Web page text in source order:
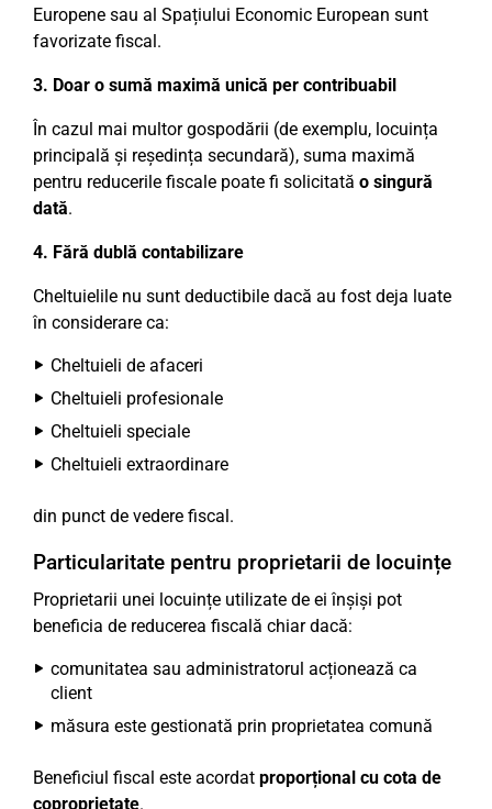
Europene sau al Spațiului Economic European sunt
favorizate fiscal.
3. Doar o sumă maximă unică per contribuabil
În cazul mai multor gospodării (de exemplu, locuința
principală și reședința secundară), suma maximă
pentru reducerile fiscale poate fi solicitată o singură
dată.
4. Fără dublă contabilizare
Cheltuielile nu sunt deductibile dacă au fost deja luate
în considerare ca:
Cheltuieli de afaceri
Cheltuieli profesionale
Cheltuieli speciale
Cheltuieli extraordinare
din punct de vedere fiscal.
Particularitate pentru proprietarii de locuințe
Proprietarii unei locuințe utilizate de ei înșiși pot
beneficia de reducerea fiscală chiar dacă:
comunitatea sau administratorul acționează ca
client
măsura este gestionată prin proprietatea comună
Beneficiul fiscal este acordat proporțional cu cota de
coproprietate.